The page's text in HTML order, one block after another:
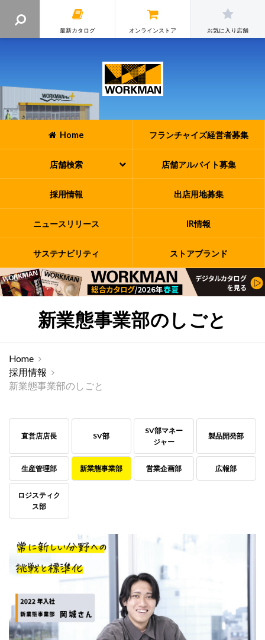
最新カタログ オンラインストア お気に入り店舗
Home フランチャイズ経営者募集
店舗検索 店舗アルバイト募集
採用情報 出店用地募集
ニュースリリース IR情報
サステナビリティ ストアブランド
新業態事業部のしごと
Home
採用情報
新業態事業部のしごと
直営店店長 SV部
SV部マネー
ジャー
製品開発部
生産管理部 新業態事業部 営業企画部 広報部
ロジスティク
ス部